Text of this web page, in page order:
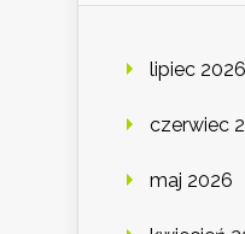
lipiec 2026
czerwiec
maj 2026